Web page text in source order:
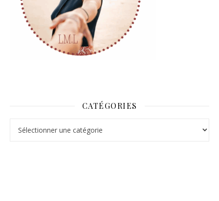
CATÉGORIES